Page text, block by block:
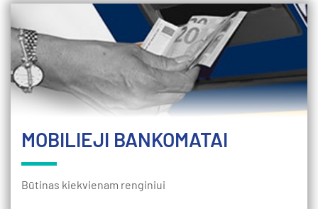
MOBILIEJI BANKOMATAI
Būtinas kiekvienam renginiui